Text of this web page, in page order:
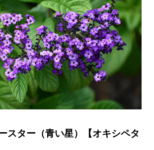
スター（青い星）【オキシペタ